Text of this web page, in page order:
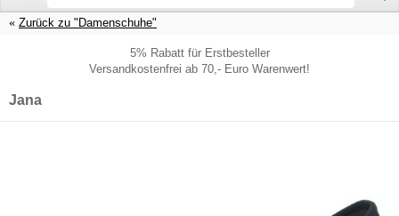
Zurück zu "Damenschuhe"
5% Rabatt für Erstbesteller
Versandkostenfrei ab 70,- Euro Warenwert!
Jana